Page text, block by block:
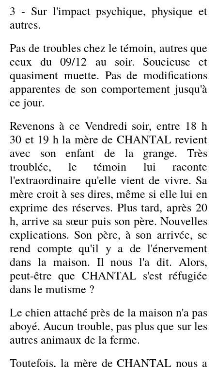
3 - Sur l'impact psychique, physique et
autres.
Pas de troubles chez le témoin, autres que
ceux du 09/12 au soir. Soucieuse et
quasiment muette. Pas de modifications
apparentes de son comportement jusqu'à
ce jour.
Revenons à ce Vendredi soir, entre 18 h
30 et 19 h la mère de CHANTAL revient
avec son enfant de la grange. Très
troublée, le témoin lui raconte
l'extraordinaire qu'elle vient de vivre. Sa
mère croit à ses dires, même si elle lui en
exprime des réserves. Plus tard, après 20
h, arrive sa sœur puis son père. Nouvelles
explications. Son père, à son arrivée, se
rend compte qu'il y a de l'énervement
dans la maison. Il nous l'a dit. Alors,
peut-être que CHANTAL s'est réfugiée
dans le mutisme ?
Le chien attaché près de la maison n'a pas
aboyé. Aucun trouble, pas plus que sur les
autres animaux de la ferme.
Toutefois, la mère de CHANTAL nous a